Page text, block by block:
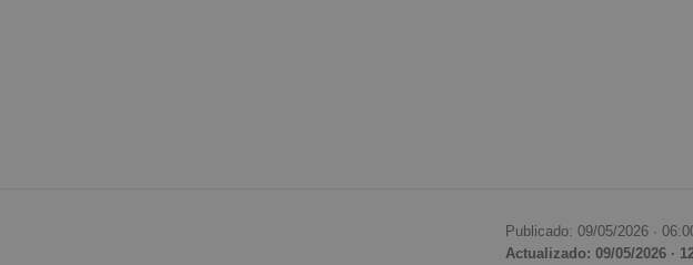
Publicado: 09/05/2026 ·
Actualizado: 09/05/2026 ·